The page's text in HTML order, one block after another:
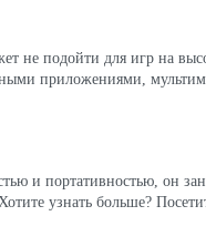
не подойти для игр на
приложениями,
и портативностью, он
узнать больше?